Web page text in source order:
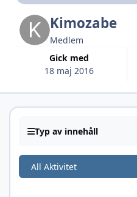
Kimozabe
Medlem
Gick med
18 maj 2016
Typ av innehåll
All Aktivitet